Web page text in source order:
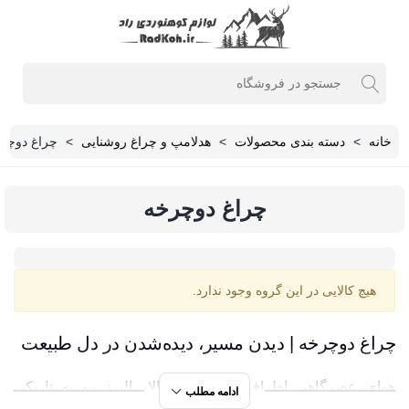
خانه > دسته بندی محصولات > هدلامپ و چراغ روشنایی > چراغ
چراغ دوچرخه
هیچ کالایی در این گروه وجود ندارد.
چراغ دوچرخه | دیدن مسیر، دیده‌شدن در دل طبیعت
هوای عصرگاهی اطراف آبشار سپهسالار البرز رو به تاریکی
ادامه مطلب